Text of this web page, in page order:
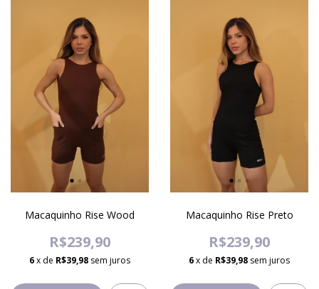
Macaquinho Rise Wood
R$239,90
6x de R$39,98 sem juros
Macaquinho Rise Preto
R$239,90
6x de R$39,98 sem juros